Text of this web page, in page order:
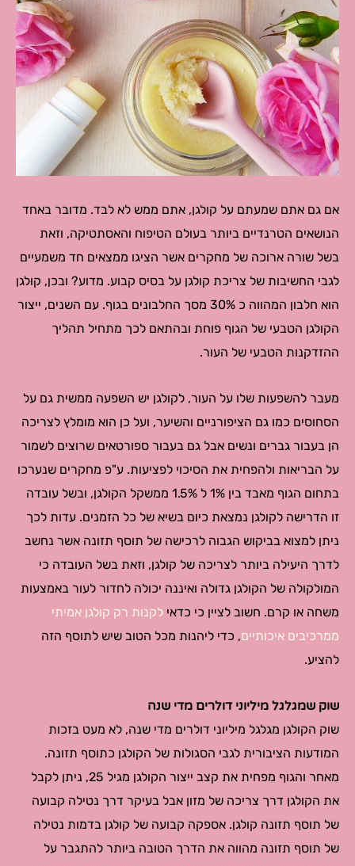
אם גם אתם שמעתם על קולגן, אתם ממש לא לבד. מדובר באחד
הנושאים הטרנדיים ביותר בעולם הטיפוח והאסתטיקה, וזאת
בשל שורה ארוכה של מחקרים אשר הציגו ממצאים חד משמעיים
לגבי החשיבות של צריכת קולגן על בסיס קבוע. מדוע? ובכן, קולגן
הוא חלבון המהווה כ 30% מסך החלבונים בגוף. עם השנים, ייצור
הקולגן הטבעי של הגוף פוחת ובהתאם לכך מתחיל תהליך
ההזדקנות הטבעי של העור.
מעבר להשפעות שלו על העור, לקולגן יש השפעה ממשית גם על
הסחוסים כמו גם הציפורניים והשיער, ועל כן הוא מומלץ לצריכה
הן בעבור גברים ונשים אבל גם בעבור ספורטאים שרוצים לשמור
על הבריאות ולהפחית את הסיכוי לפציעות. ע"פ מחקרים שנערכו
בתחום הגוף מאבד בין 1% ל 1.5% ממשקל הקולגן, ובשל עובדה
זו הדרישה לקולגן נמצאת כיום בשיא של כל הזמנים. עדות לכך
ניתן למצוא בביקוש הגבוה לרכישה של תוסף תזונה אשר נחשב
לדרך היעילה ביותר לצריכה של קולגן, וזאת בשל העובדה כי
המולקולה של הקולגן גדולה ואיננה יכולה לחדור לעור באמצעות
משחה או קרם. חשוב לציין כי כדאי לקנות רק קולגן אמיתי
ממרכיבים איכותיים, כדי ליהנות מכל הטוב שיש לתוסף הזה
להציע.
שוק שמגלגל מיליוני דולרים מדי שנה
שוק הקולגן מגלגל מיליוני דולרים מדי שנה, לא מעט בזכות
המודעות הציבורית לגבי הסגולות של הקולגן כתוסף תזונה.
מאחר והגוף מפחית את קצב ייצור הקולגן מגיל 25, ניתן לקבל
את הקולגן דרך צריכה של מזון אבל בעיקר דרך נטילה קבועה
של תוסף תזונה קולגן. אספקה קבועה של קולגן בדמות נטילה
של תוסף תזונה מהווה את הדרך הטובה ביותר להתגבר על